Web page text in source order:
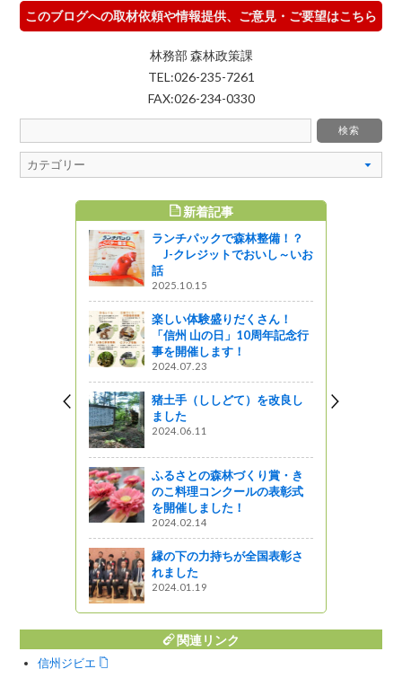
このブログへの取材依頼や情報提供、ご意見・ご要望はこちら
林務部 森林政策課
TEL:026-235-7261
FAX:026-234-0330
新着記事
ランチパックで森林整備！？
J-クレジットでおいし～いお
話
2025.10.15
楽しい体験盛りだくさん！
「信州 山の日」10周年記念行
事を開催します！
2024.07.23
猪土手（ししどて）を改良し
ました
2024.06.11
ふるさとの森林づくり賞・き
のこ料理コンクールの表彰式
を開催しました！
2024.02.14
縁の下の力持ちが全国表彰さ
れました
2024.01.19
関連リンク
信州ジビエ